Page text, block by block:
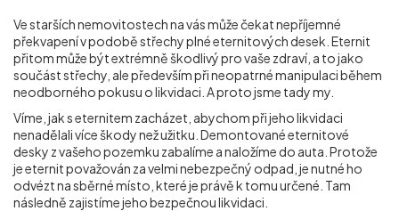
Ve starších nemovitostech na vás může čekat nepříjemné
překvapení v podobě střechy plné eternitových desek. Eternit
přitom může být extrémně škodlivý pro vaše zdraví, a to jako
součást střechy, ale především při neopatrné manipulaci během
neodborného pokusu o likvidaci. A proto jsme tady my.
Víme, jak s eternitem zacházet, abychom při jeho likvidaci
nenadělali více škody než užitku. Demontované eternitové
desky z vašeho pozemku zabalíme a naložíme do auta. Protože
je eternit považován za velmi nebezpečný odpad, je nutné ho
odvézt na sběrné místo, které je právě k tomu určené. Tam
následně zajistíme jeho bezpečnou likvidaci.